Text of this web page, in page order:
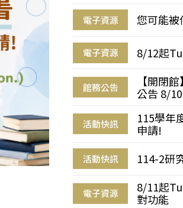
電子資源 您可能被
電子資源 8/12起
館務公告
【開閉
公告 8/
活動快訊
115學年
申請!
活動快訊 114-2研
電子資源
8/11起
對功能